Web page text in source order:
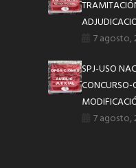
7 agosto,
SPJ-USO
7 agosto,